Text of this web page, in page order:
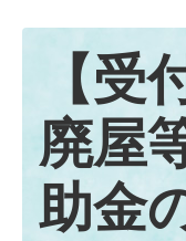
【
廃屋
助金